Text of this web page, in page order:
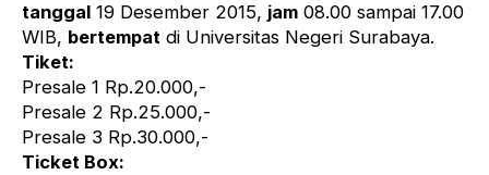
tanggal 19 Desember 2015, jam 08.00 sampai 17.00
WIB, bertempat di Universitas Negeri Surabaya.
Tiket:
Presale 1 Rp.20.000,-
Presale 2 Rp.25.000,-
Presale 3 Rp.30.000,-
Ticket Box: